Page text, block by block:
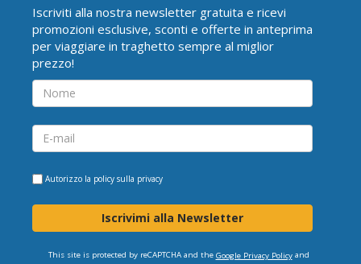
Iscriviti alla nostra newsletter gratuita e ricevi
promozioni esclusive, sconti e offerte in anteprima
per viaggiare in traghetto sempre al miglior
prezzo!
Autorizzo la policy sulla privacy
Iscrivimi alla Newsletter
This site is protected by reCAPTCHA and the Google Privacy Policyand